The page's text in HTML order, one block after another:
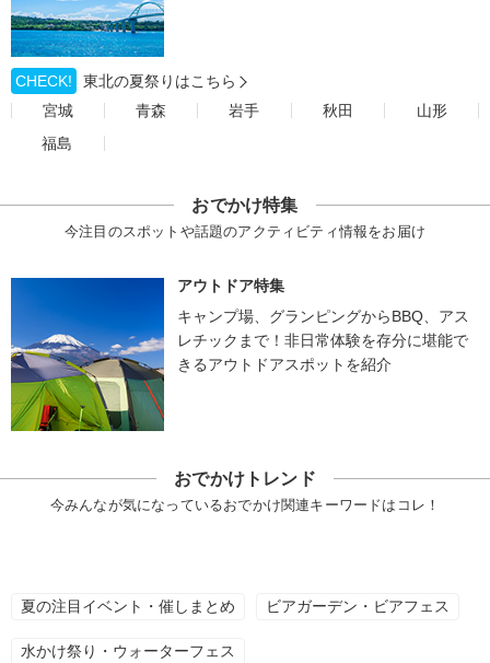
CHECK!
東北の夏祭りはこちら
宮城
青森 岩手 秋田
山形
福島
おでかけ特集
今注目のスポットや話題のアクティビティ情報をお届け
アウトドア特集
キャンプ場、グランピングからBBQ、アス
レチックまで！非日常体験を存分に堪能で
きるアウトドアスポットを紹介
おでかけトレンド
今みんなが気になっているおでかけ関連キーワードはコレ！
夏の注目イベント・催しまとめ ビアガーデン・ビアフェス
水かけ祭り・ウォーターフェス